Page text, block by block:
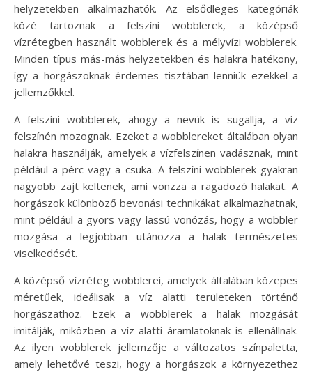
helyzetekben alkalmazhatók. Az elsődleges kategóriák
közé tartoznak a felszíni wobblerek, a középső
vízrétegben használt wobblerek és a mélyvízi wobblerek.
Minden típus más-más helyzetekben és halakra hatékony,
így a horgászoknak érdemes tisztában lenniük ezekkel a
jellemzőkkel.
A felszíni wobblerek, ahogy a nevük is sugallja, a víz
felszínén mozognak. Ezeket a wobblereket általában olyan
halakra használják, amelyek a vízfelszínen vadásznak, mint
például a pérc vagy a csuka. A felszíni wobblerek gyakran
nagyobb zajt keltenek, ami vonzza a ragadozó halakat. A
horgászok különböző bevonási technikákat alkalmazhatnak,
mint például a gyors vagy lassú vonózás, hogy a wobbler
mozgása a legjobban utánozza a halak természetes
viselkedését.
A középső vízréteg wobblerei, amelyek általában közepes
méretűek, ideálisak a víz alatti területeken történő
horgászathoz. Ezek a wobblerek a halak mozgását
imitálják, miközben a víz alatti áramlatoknak is ellenállnak.
Az ilyen wobblerek jellemzője a változatos színpaletta,
amely lehetővé teszi, hogy a horgászok a környezethez